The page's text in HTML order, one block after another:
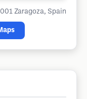
Zaragoza, Spain